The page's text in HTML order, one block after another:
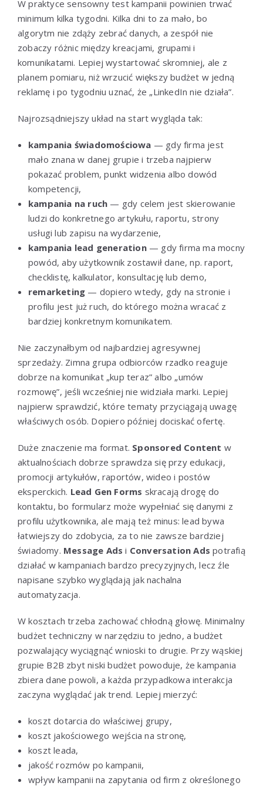
W praktyce sensowny test kampanii powinien trwać
minimum kilka tygodni. Kilka dni to za mało, bo
algorytm nie zdąży zebrać danych, a zespół nie
zobaczy różnic między kreacjami, grupami i
komunikatami. Lepiej wystartować skromniej, ale z
planem pomiaru, niż wrzucić większy budżet w jedną
reklamę i po tygodniu uznać, że „LinkedIn nie działa”.
Najrozsądniejszy układ na start wygląda tak:
kampania świadomościowa — gdy firma jest
mało znana w danej grupie i trzeba najpierw
pokazać problem, punkt widzenia albo dowód
kompetencji,
kampania na ruch — gdy celem jest skierowanie
ludzi do konkretnego artykułu, raportu, strony
usługi lub zapisu na wydarzenie,
kampania lead generation— gdy firma ma mocny
powód, aby użytkownik zostawił dane, np. raport,
checklistę, kalkulator, konsultację lub demo,
remarketing — dopiero wtedy, gdy na stronie i
profilu jest już ruch, do którego można wracać z
bardziej konkretnym komunikatem.
Nie zaczynałbym od najbardziej agresywnej
sprzedaży. Zimna grupa odbiorców rzadko reaguje
dobrze na komunikat „kup teraz” albo „umów
rozmowę”, jeśli wcześniej nie widziała marki. Lepiej
najpierw sprawdzić, które tematy przyciągają uwagę
właściwych osób. Dopiero później dociskać ofertę.
Duże znaczenie ma format. Sponsored Content w
aktualnościach dobrze sprawdza się przy edukacji,
promocji artykułów, raportów, wideo i postów
eksperckich. Lead Gen Forms skracają drogę do
kontaktu, bo formularz może wypełniać się danymi z
profilu użytkownika, ale mają też minus: lead bywa
łatwiejszy do zdobycia, za to nie zawsze bardziej
świadomy. Message Ads i Conversation Ads potrafią
działać w kampaniach bardzo precyzyjnych, lecz źle
napisane szybko wyglądają jak nachalna
automatyzacja.
W kosztach trzeba zachować chłodną głowę. Minimalny
budżet techniczny w narzędziu to jedno, a budżet
pozwalający wyciągnąć wnioski to drugie. Przy wąskiej
grupie B2B zbyt niski budżet powoduje, że kampania
zbiera dane powoli, a każda przypadkowa interakcja
zaczyna wyglądać jak trend. Lepiej mierzyć:
koszt dotarcia do właściwej grupy,
koszt jakościowego wejścia na stronę,
koszt leada,
jakość rozmów po kampanii,
wpływ kampanii na zapytania od firm z określonego